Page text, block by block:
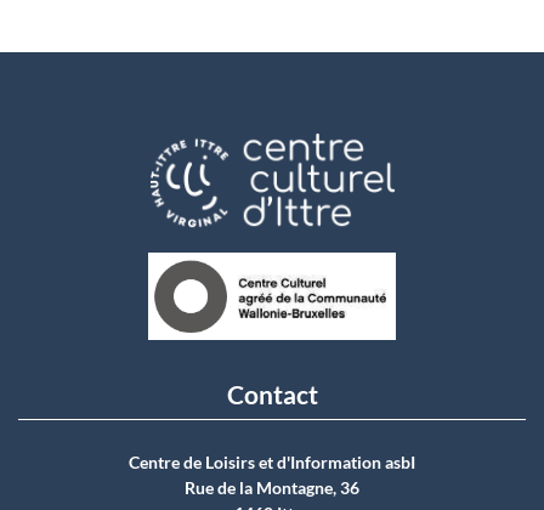
Contact
Centre de Loisirs et d'Information asbI
Rue de la Montagne, 36